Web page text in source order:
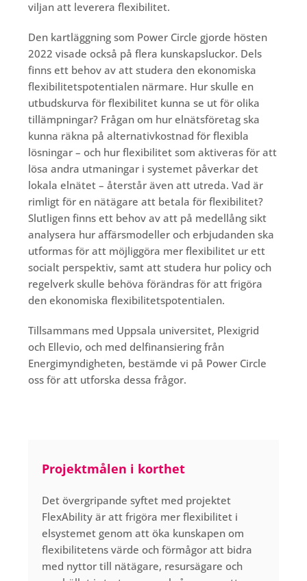
viljan att leverera flexibilitet.
Den kartläggning som Power Circle gjorde hösten
2022 visade också på flera kunskapsluckor. Dels
finns ett behov av att studera den ekonomiska
flexibilitetspotentialen närmare. Hur skulle en
utbudskurva för flexibilitet kunna se ut för olika
tillämpningar? Frågan om hur elnätsföretag ska
kunna räkna på alternativkostnad för flexibla
lösningar – och hur flexibilitet som aktiveras för att
lösa andra utmaningar i systemet påverkar det
lokala elnätet – återstår även att utreda. Vad är
rimligt för en nätägare att betala för flexibilitet?
Slutligen finns ett behov av att på medellång sikt
analysera hur affärsmodeller och erbjudanden ska
utformas för att möjliggöra mer flexibilitet ur ett
socialt perspektiv, samt att studera hur policy och
regelverk skulle behöva förändras för att frigöra
den ekonomiska flexibilitetspotentialen.
Tillsammans med Uppsala universitet, Plexigrid
och Ellevio, och med delfinansiering från
Energimyndigheten, bestämde vi på Power Circle
oss för att utforska dessa frågor.
Projektmålen i korthet
Det övergripande syftet med projektet
FlexAbility är att frigöra mer flexibilitet i
elsystemet genom att öka kunskapen om
flexibilitetens värde och förmågor att bidra
med nyttor till nätägare, resursägare och